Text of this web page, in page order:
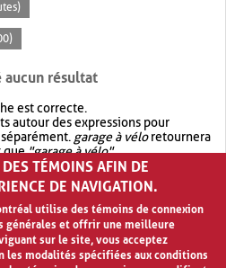
aucun résultat
est correcte.
autour des expressions pour
garage à véloretournera
que"garage à vélo".
recherche avec OR.garage OR vélo
de résultat quegarage à vélo
TÉMOINS AFIN DE
DE NAVIGATION.
utilise des témoins de connexion
générales et offrir une meilleure
sur le site, vous acceptez
les modalités spécifiées aux conditions